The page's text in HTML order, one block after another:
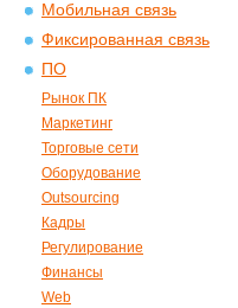
Мобильная связь
Фиксированная связь
ПО
Рынок ПК
Маркетинг
Торговые сети
Оборудование
Outsourcing
Кадры
Регулирование
Финансы
Web